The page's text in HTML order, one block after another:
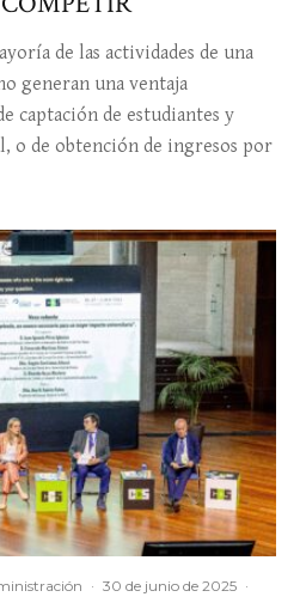
de las actividades de una
generan una ventaja
captación de estudiantes y
o de obtención de ingresos por
· 30 de junio de 2025 ·